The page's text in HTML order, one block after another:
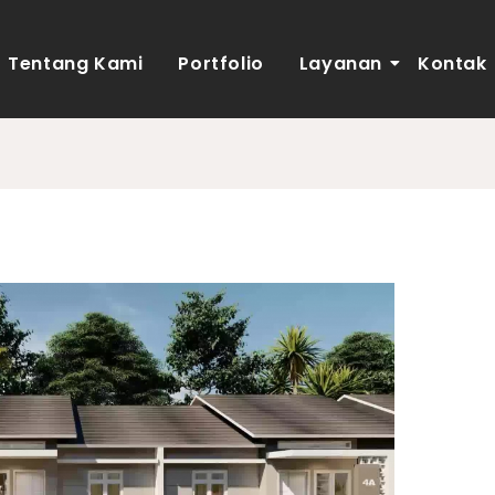
Tentang Kami Portfolio Layanan Kontak